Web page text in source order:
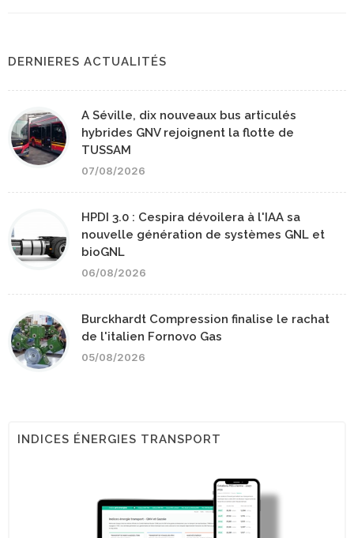
DERNIERES ACTUALITÉS
A Séville, dix nouveaux bus articulés
hybrides GNV rejoignent la flotte de
TUSSAM
07/08/2026
HPDI 3.0 : Cespira dévoilera à l'IAA sa
nouvelle génération de systèmes GNL et
bioGNL
06/08/2026
Burckhardt Compression finalise le rachat
de l'italien Fornovo Gas
05/08/2026
INDICES ÉNERGIES TRANSPORT